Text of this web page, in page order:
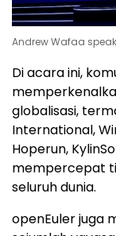
Andrew Wafaa
Di acara ini,
globalisasi,
International,
Hoperun,
mempercepat
seluruh dunia.
openEuler juga